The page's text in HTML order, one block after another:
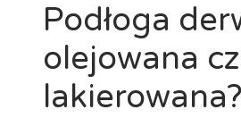
Podłoga
olejowana
lakierowana?